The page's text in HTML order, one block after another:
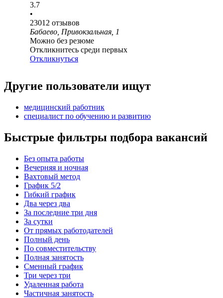
3.7
•
23012 отзывов
Бабаево, Привокзальная, 1
Можно без резюме
Откликнитесь среди первых
Откликнуться
Другие пользователи ищут
медицинский работник
специалист по обучению и развитию
Быстрые фильтры подбора вакансий
Без опыта работы
Вечерняя и ночная
Вахтовый метод
График 5/2
Гибкий график
Два через два
За последние три дня
За сутки
От прямых работодателей
Полный день
По совместительству
Полная занятость
Сменный график
Три через три
Удаленная работа
Частичная занятость